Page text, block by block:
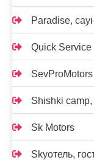
Paradise,
Quick Service
SevProMotors
Shishki
Sk Motors
Skyотель,